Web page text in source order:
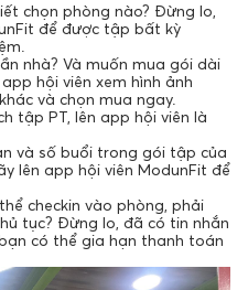
chọn phòng nào? Đừng lo,
để được tập bất kỳ
nhà? Và muốn mua gói dài
hội viên xem hình ảnh
và chọn mua ngay.
tập PT, lên app hội viên là
và số buổi trong gói tập của
lên app hội viên ModunFit để
checkin vào phòng, phải
tục? Đừng lo, đã có tin nhắn
có thể gia hạn thanh toán